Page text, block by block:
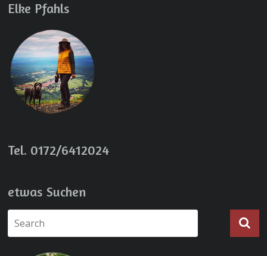
Elke Pfahls
Tel. 0172/6412024
etwas Suchen